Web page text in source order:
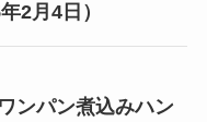
2月4日）
ンパン煮込みハン